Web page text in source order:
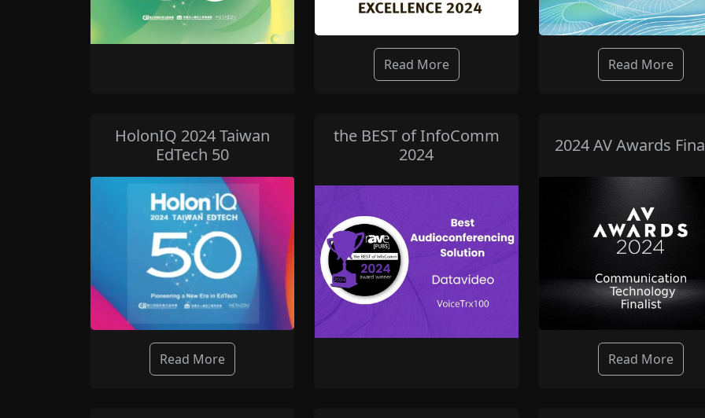
Read More Read More
HolonIQ 2024 Taiwan
EdTech 50
Read More
the BEST of InfoComm
2024
2024 AV Awards
Read More